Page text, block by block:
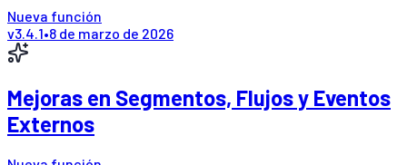
Nueva función
v3.4.1•8 de marzo de 2026
Mejoras en Segmentos, Flujos y Eventos
Externos